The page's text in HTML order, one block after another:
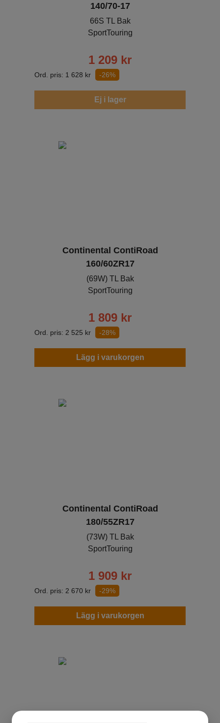
140/70-17
66S TL Bak
SportTouring
1 209 kr
Ord. pris: 1 628 kr -26%
Ej i lager
Continental ContiRoad
160/60ZR17
(69W) TL Bak
SportTouring
1 809 kr
Ord. pris: 2 525 kr -28%
Lägg i varukorgen
Continental ContiRoad
180/55ZR17
(73W) TL Bak
SportTouring
1 909 kr
Ord. pris: 2 670 kr -29%
Lägg i varukorgen